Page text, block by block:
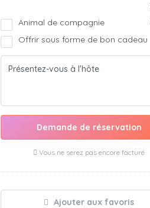
Animal de compagnie
Offrir sous forme de bon cadeau
Demande de réservation
Vous ne serez pas encore facturé
Ajouter aux favoris